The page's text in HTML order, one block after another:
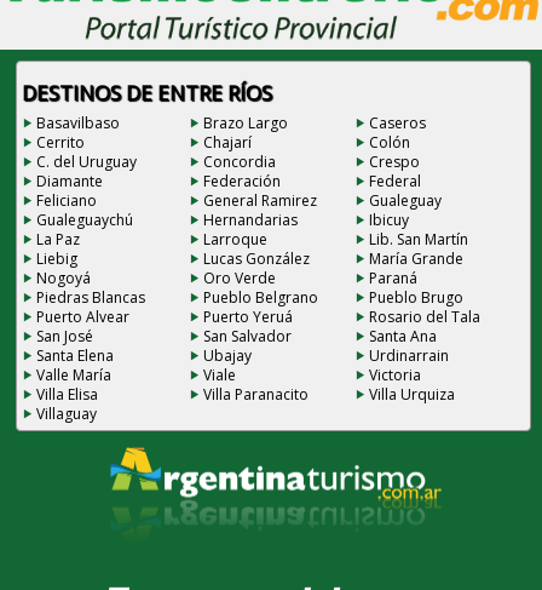
DESTINOS DE ENTRE RÍOS
Basavilbaso Brazo Largo
Caseros
Cerrito
Chajarí
Colón
C. del Uruguay
Concordia
Crespo
Diamante
Federación
Federal
Feliciano
General Ramirez
Gualeguay
Gualeguaychú
Hernandarias
Ibicuy
La Paz
Larroque
Lib. San Martín
Liebig
Lucas González
María Grande
Nogoyá
Oro Verde
Paraná
Piedras Blancas
Pueblo Belgrano
Pueblo Brugo
Puerto Alvear
Puerto Yeruá
Rosario del Tala
San José
San Salvador
Santa Ana
Santa Elena
Ubajay
Urdinarrain
Valle María
Viale
Victoria
Villa Elisa
Villa Paranacito
Villa Urquiza
Villaguay